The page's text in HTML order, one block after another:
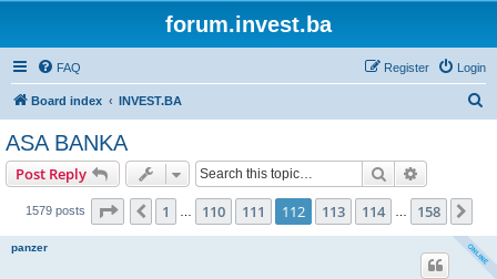
forum.invest.ba
FAQ Login
Register
Board index INVEST.BA
ASA BANKA
Post Reply Search
1579 posts Page 112 of 158
Previous
1 110 111 112 113 114 158
panzer